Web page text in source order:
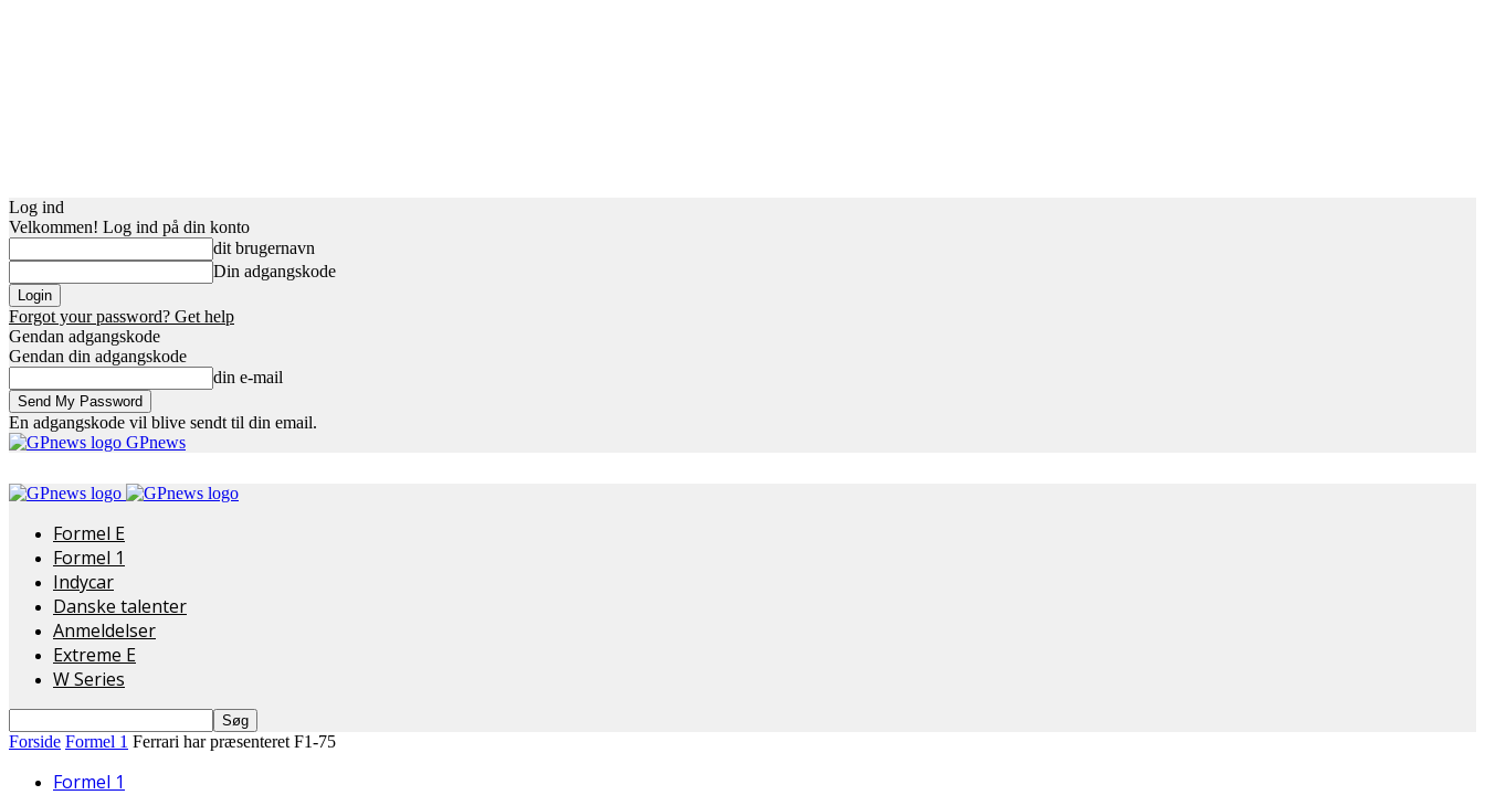
Log ind
Velkommen! Log ind på din konto
dit brugernavn
Din adgangskode
Forgot your password? Get help
Gendan adgangskode
Gendan din adgangskode
din e-mail
En adgangskode vil blive sendt til din email.
GPnews
Formel E
Formel 1
Indycar
Danske talenter
Anmeldelser
Extreme E
W Series
Forside Formel 1 Ferrari har præsenteret F1-75
Formel 1